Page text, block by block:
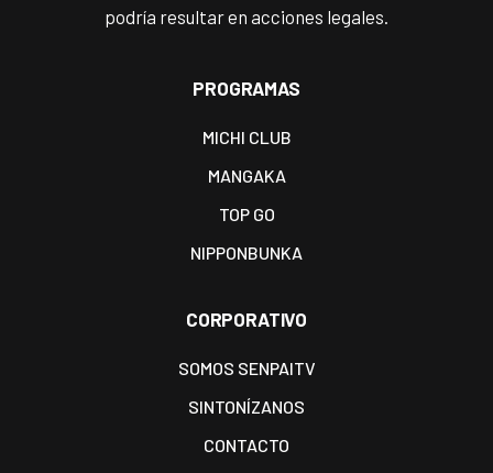
podría resultar en acciones legales.
PROGRAMAS
MICHI CLUB
MANGAKA
TOP GO
NIPPONBUNKA
CORPORATIVO
SOMOS SENPAITV
SINTONÍZANOS
CONTACTO